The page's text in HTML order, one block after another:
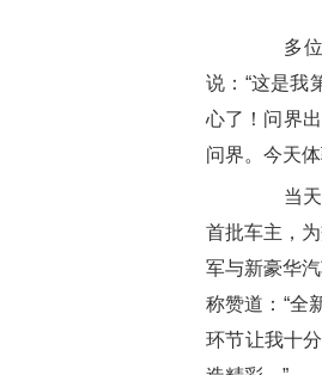
多位车
说：“这是我
心了！问界
问界。今天
当天，
首批车主，
军与新豪华
称赞道：“全
环节让我十